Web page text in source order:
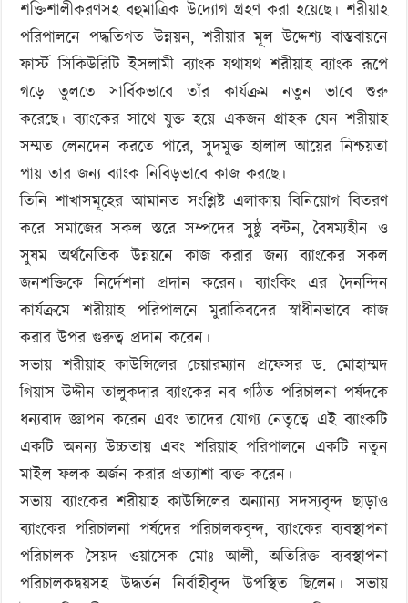
শক্তিশালীকরণসহ বহুমাত্রিক উদ্যোগ গ্রহণ করা হয়েছে। শরীয়াহ
পরিপালনে পদ্ধতিগত উন্নয়ন, শরীয়ার মূল উদ্দেশ্য বাস্তবায়নে
ফার্স্ট সিকিউরিটি ইসলামী ব্যাংক যথাযথ শরীয়াহ ব্যাংক রূপে
গড়ে তুলতে সার্বিকভাবে তাঁর কার্যক্রম নতুন ভাবে শুরু
করেছে। ব্যাংকের সাথে যুক্ত হয়ে একজন গ্রাহক যেন শরীয়াহ
সম্মত লেনদেন করতে পারে, সুদমুক্ত হালাল আয়ের নিশ্চয়তা
পায় তার জন্য ব্যাংক নিবিড়ভাবে কাজ করছে।
তিনি শাখাসমূহের আমানত সংশ্লিষ্ট এলাকায় বিনিয়োগ বিতরণ
করে সমাজের সকল স্তরে সম্পদের সুষ্ঠু বন্টন, বৈষম্যহীন ও
সুষম অর্থনৈতিক উন্নয়নে কাজ করার জন্য ব্যাংকের সকল
জনশক্তিকে নির্দেশনা প্রদান করেন। ব্যাংকিং এর দৈনন্দিন
কার্যক্রমে শরীয়াহ পরিপালনে মুরাকিবদের স্বাধীনভাবে কাজ
করার উপর গুরুত্ব প্রদান করেন।
সভায় শরীয়াহ কাউন্সিলের চেয়ারম্যান প্রফেসর ড. মোহাম্মদ
গিয়াস উদ্দীন তালুকদার ব্যাংকের নব গঠিত পরিচালনা পর্ষদকে
ধন্যবাদ জ্ঞাপন করেন এবং তাদের যোগ্য নেতৃত্বে এই ব্যাংকটি
একটি অনন্য উচ্চতায় এবং শরিয়াহ পরিপালনে একটি নতুন
মাইল ফলক অর্জন করার প্রত্যাশা ব্যক্ত করেন।
সভায় ব্যাংকের শরীয়াহ কাউন্সিলের অন্যান্য সদস্যবৃন্দ ছাড়াও
ব্যাংকের পরিচালনা পর্ষদের পরিচালকবৃন্দ, ব্যাংকের ব্যবস্থাপনা
পরিচালক সৈয়দ ওয়াসেক মোঃ আলী, অতিরিক্ত ব্যবস্থাপনা
পরিচালকদ্বয়সহ উদ্ধর্তন নির্বাহীবৃন্দ উপস্থিত ছিলেন। সভায়